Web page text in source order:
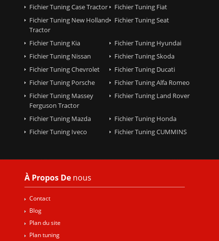
Fichier Tuning Case Tractor
Fichier Tuning Fiat
Fichier Tuning New Holland
Tractor
Fichier Tuning Seat
Fichier Tuning Kia
Fichier Tuning Hyundai
Fichier Tuning Nissan
Fichier Tuning Skoda
Fichier Tuning Chevrolet
Fichier Tuning Ducati
Fichier Tuning Porsche
Fichier Tuning Alfa Romeo
Fichier Tuning Massey
Ferguson Tractor
Fichier Tuning Land Rover
Fichier Tuning Mazda
Fichier Tuning Honda
Fichier Tuning Iveco
Fichier Tuning CUMMINS
À Propos De nous
Contact
Blog
Plan du site
Plan tuning